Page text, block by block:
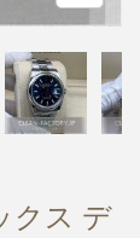
クス デ